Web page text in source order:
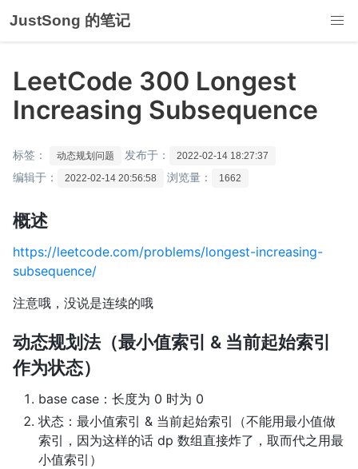
JustSong 的笔记
LeetCode 300 Longest
Increasing Subsequence
标签： 动态规划问题 发布于： 2022-02-14 18:27:37
编辑于： 2022-02-14 20:56:58 浏览量： 1662
概述
https://leetcode.com/problems/longest-increasing-
subsequence/
注意哦，没说是连续的哦
动态规划法（最小值索引 & 当前起始索引
作为状态）
base case：长度为 0 时为 0
状态：最小值索引 & 当前起始索引（不能用最小值做
索引，因为这样的话 dp 数组直接炸了，取而代之用最
小值索引）